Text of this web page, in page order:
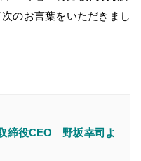
次のお言葉をいただきまし
締役CEO 野坂幸司よ